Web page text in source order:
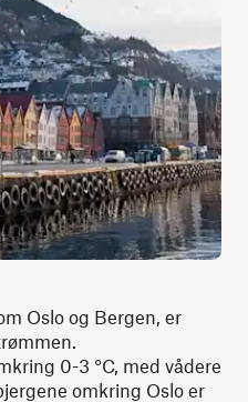
Oslo og Bergen, er
0-3 °C, med vådere
omkring Oslo er